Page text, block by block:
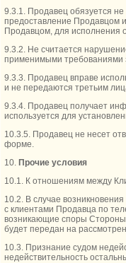
9.3.1. Продавец обязуется
предоставление Продавцом
Продавцом, для исполнения
9.3.2. Не считается
применимыми требованиями
9.3.3. Продавец вправе
и не передаются третьим
9.3.4. Продавец получает
используется для
10.3.5. Продавец не несет
форме.
10. Прочие условия
10.1. К отношениям между
10.2. В случае
с клиентами Продавца по
возникающие споры Стороны
будет передан на
10.3. Признание судом
недействительность